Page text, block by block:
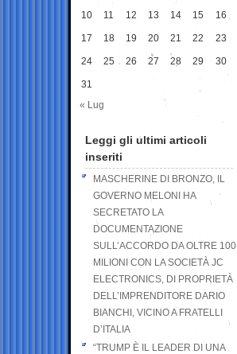
10 11 12 13 14 15 16
17 18 19 20 21 22 23
24 25 26 27 28 29 30
31
« Lug
Leggi gli ultimi articoli
inseriti
MASCHERINE DI BRONZO, IL
GOVERNO MELONI HA
SECRETATO LA
DOCUMENTAZIONE
SULL’ACCORDO DA OLTRE 100
MILIONI CON LA SOCIETÀ JC
ELECTRONICS, DI PROPRIETÀ
DELL’IMPRENDITORE DARIO
BIANCHI, VICINO A FRATELLI
D’ITALIA
“TRUMP È IL LEADER DI UNA